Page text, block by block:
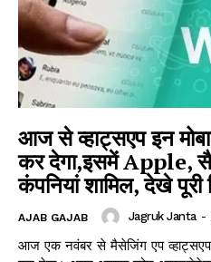
Company
आज से व्हाट्सएप इन
कर देगा,इसमें Apple,
कंपनियां शामिल, देखे
AJAB GAJAB Jagruk Janta -
आज एक नवंबर से मैसेजिंग एप व्हाट्सएप